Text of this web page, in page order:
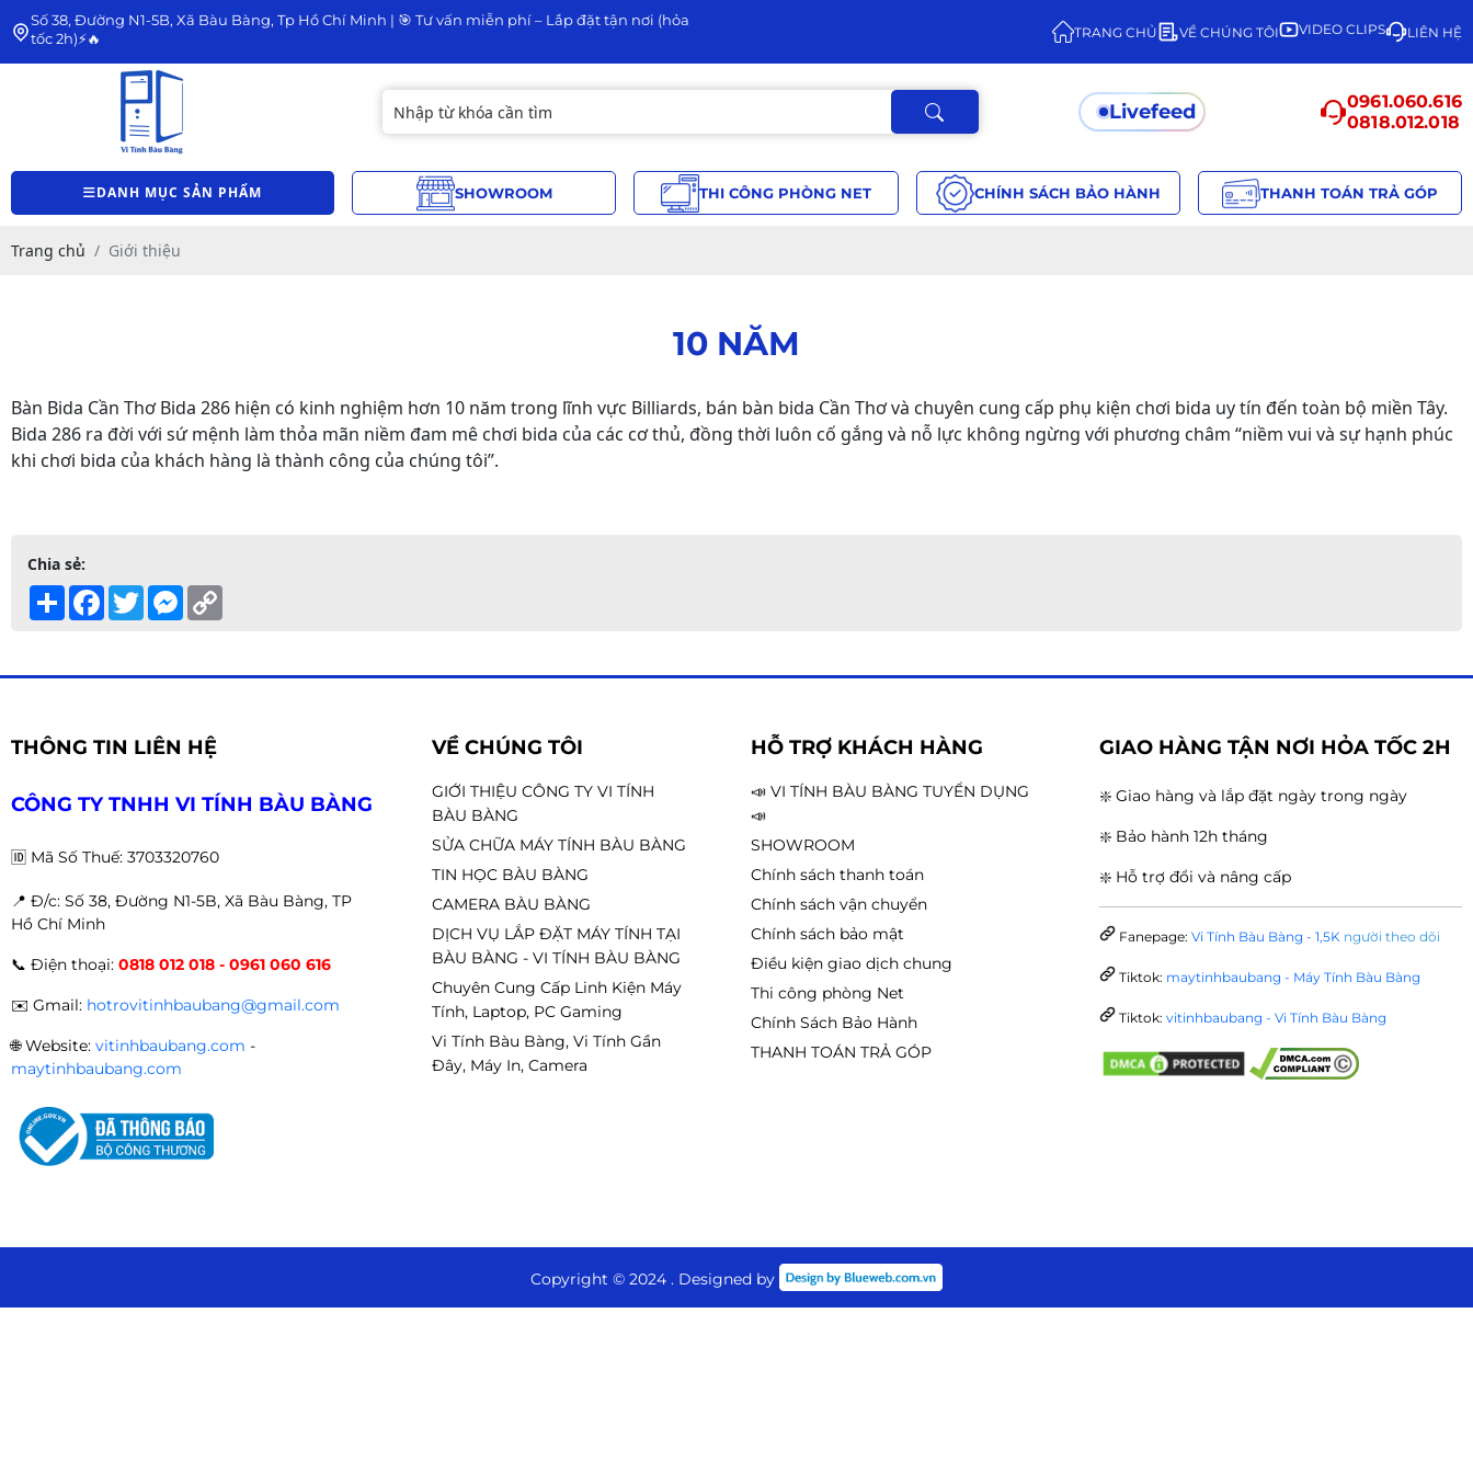
Số 38, Đường N1-5B, Xã Bàu Bàng, Tp Hồ Chí Minh | 🎯 Tư vấn miễn phí – Lắp đặt tận nơi (hỏa
tốc 2h)⚡🔥
TRANG CHỦ VỀ CHÚNG TÔI VIDEO CLIPS LIÊN HỆ
Livefeed
0961.060.616
0818.012.018
DANH MỤC SẢN PHẨM SHOWROOM THI CÔNG PHÒNG NET CHÍNH SÁCH BẢO HÀNH THANH TOÁN TRẢ GÓP
Trang chủ Giới thiệu
10 NĂM
Bàn Bida Cần Thơ Bida 286 hiện có kinh nghiệm hơn 10 năm trong lĩnh vực Billiards, bán bàn bida Cần Thơ và chuyên cung cấp phụ kiện chơi bida uy tín đến toàn bộ miền Tây.
Bida 286 ra đời với sứ mệnh làm thỏa mãn niềm đam mê chơi bida của các cơ thủ, đồng thời luôn cố gắng và nỗ lực không ngừng với phương châm “niềm vui và sự hạnh phúc
khi chơi bida của khách hàng là thành công của chúng tôi”.
Chia sẻ:
Share Facebook
TwitterMessenger
THÔNG TIN LIÊN HỆ
CÔNG TY TNHH VI TÍNH BÀU BÀNG
🆔 Mã Số Thuế: 3703320760
📍 Đ/c: Số 38, Đường N1-5B, Xã Bàu Bàng, TP
Hồ Chí Minh
📞 Điện thoại: 0818 012 018 - 0961 060 616
✉️ Gmail: hotrovitinhbaubang@gmail.com
🌐Website: vitinhbaubang.com -
maytinhbaubang.com
VỀ CHÚNG TÔI
GIỚI THIỆU CÔNG TY VI TÍNH
BÀU BÀNG
SỬA CHỮA MÁY TÍNH BÀU BÀNG
TIN HỌC BÀU BÀNG
CAMERA BÀU BÀNG
DỊCH VỤ LẮP ĐẶT MÁY TÍNH TẠI
BÀU BÀNG - VI TÍNH BÀU BÀNG
Chuyên Cung Cấp Linh Kiện Máy
Tính, Laptop, PC Gaming
Vi Tính Bàu Bàng, Vi Tính Gần
Đây, Máy In, Camera
HỖ TRỢ KHÁCH HÀNG
📣 VI TÍNH BÀU BÀNG TUYỂN DỤNG
📣
SHOWROOM
Chính sách thanh toán
Chính sách vận chuyển
Chính sách bảo mật
Điều kiện giao dịch chung
Thi công phòng Net
Chính Sách Bảo Hành
THANH TOÁN TRẢ GÓP
GIAO HÀNG TẬN NƠI HỎA TỐC 2H
❇️ Giao hàng và lắp đặt ngày trong ngày
❇️ Bảo hành 12h tháng
❇️ Hỗ trợ đổi và nâng cấp
Fanepage: Vi Tính Bàu Bàng - 1,5K người theo dõi
Tiktok: maytinhbaubang - Máy Tính Bàu Bàng
Tiktok: vitinhbaubang - Vi Tính Bàu Bàng
Copyright © 2024 . Designed by